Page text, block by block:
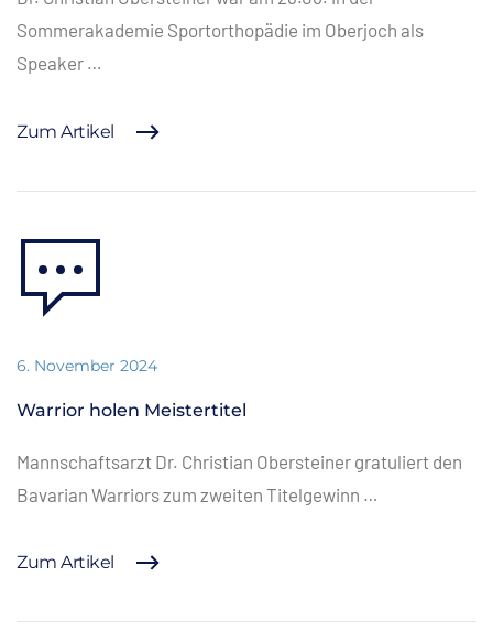
Sommerakademie Sportorthopädie im Oberjoch als
Speaker …
Zum Artikel
6. November 2024
Warrior holen Meistertitel
Mannschaftsarzt Dr. Christian Obersteiner gratuliert den
Bavarian Warriors zum zweiten Titelgewinn …
Zum Artikel